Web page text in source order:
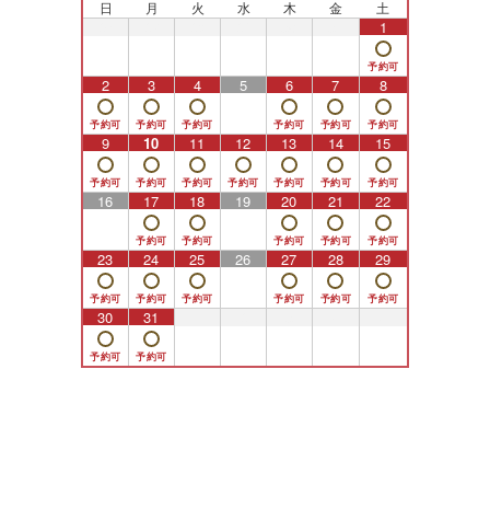
日 月 火 水 木 金 土
1
2 3 4 5 6 7 8
9 10 11 12 13 14 15
16 17 18 19 20 21 22
23 24 25 26 27 28 29
30 31